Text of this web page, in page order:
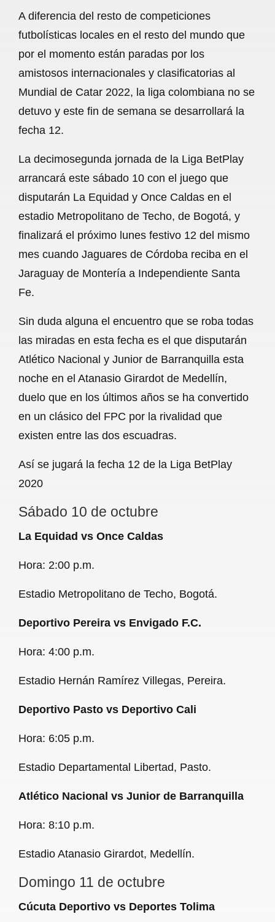
c
o
o
a
A
p
a l
r
a
A diferencia del resto de competiciones
futbolísticas locales en el resto del mundo que
por el momento están paradas por los
amistosos internacionales y clasificatorias al
Mundial de Catar 2022, la liga colombiana no se
detuvo y este fin de semana se desarrollará la
fecha 12.
La decimosegunda jornada de la Liga BetPlay
arrancará este sábado 10 con el juego que
disputarán La Equidad y Once Caldas en el
estadio Metropolitano de Techo, de Bogotá, y
finalizará el próximo lunes festivo 12 del mismo
mes cuando Jaguares de Córdoba reciba en el
Jaraguay de Montería a Independiente Santa
Fe.
Sin duda alguna el encuentro que se roba todas
las miradas en esta fecha es el que disputarán
Atlético Nacional y Junior de Barranquilla esta
noche en el Atanasio Girardot de Medellín,
duelo que en los últimos años se ha convertido
en un clásico del FPC por la rivalidad que
existen entre las dos escuadras.
Así se jugará la fecha 12 de la Liga BetPlay
2020
Sábado 10 de octubre
La Equidad vs Once Caldas
Hora: 2:00 p.m.
Estadio Metropolitano de Techo, Bogotá.
Deportivo Pereira vs Envigado F.C.
Hora: 4:00 p.m.
Estadio Hernán Ramírez Villegas, Pereira.
Deportivo Pasto vs Deportivo Cali
Hora: 6:05 p.m.
Estadio Departamental Libertad, Pasto.
Atlético Nacional vs Junior de Barranquilla
Hora: 8:10 p.m.
Estadio Atanasio Girardot, Medellín.
Domingo 11 de octubre
Cúcuta Deportivo vs Deportes Tolima